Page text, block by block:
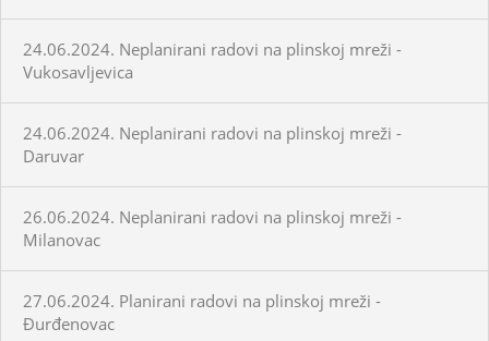
24.06.2024. Neplanirani radovi na plinskoj mreži -
Vukosavljevica
24.06.2024. Neplanirani radovi na plinskoj mreži -
Daruvar
26.06.2024. Neplanirani radovi na plinskoj mreži -
Milanovac
27.06.2024. Planirani radovi na plinskoj mreži -
Đurđenovac